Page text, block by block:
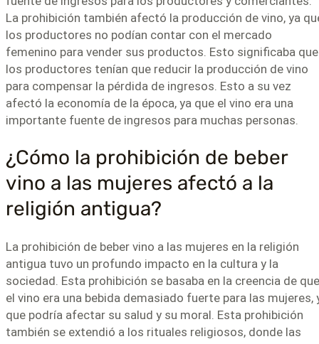
La prohibición también afectó la producción de vino, ya
los productores no podían contar con el mercado
femenino para vender sus productos. Esto significaba que
los productores tenían que reducir la producción de vino
para compensar la pérdida de ingresos. Esto a su vez
afectó la economía de la época, ya que el vino era una
importante fuente de ingresos para muchas personas.
¿Cómo la prohibición de beber
vino a las mujeres afectó a la
religión antigua?
La prohibición de beber vino a las mujeres en la religión
antigua tuvo un profundo impacto en la cultura y la
sociedad. Esta prohibición se basaba en la creencia de que
el vino era una bebida demasiado fuerte para las mujeres,
que podría afectar su salud y su moral. Esta prohibición
también se extendió a los rituales religiosos, donde las